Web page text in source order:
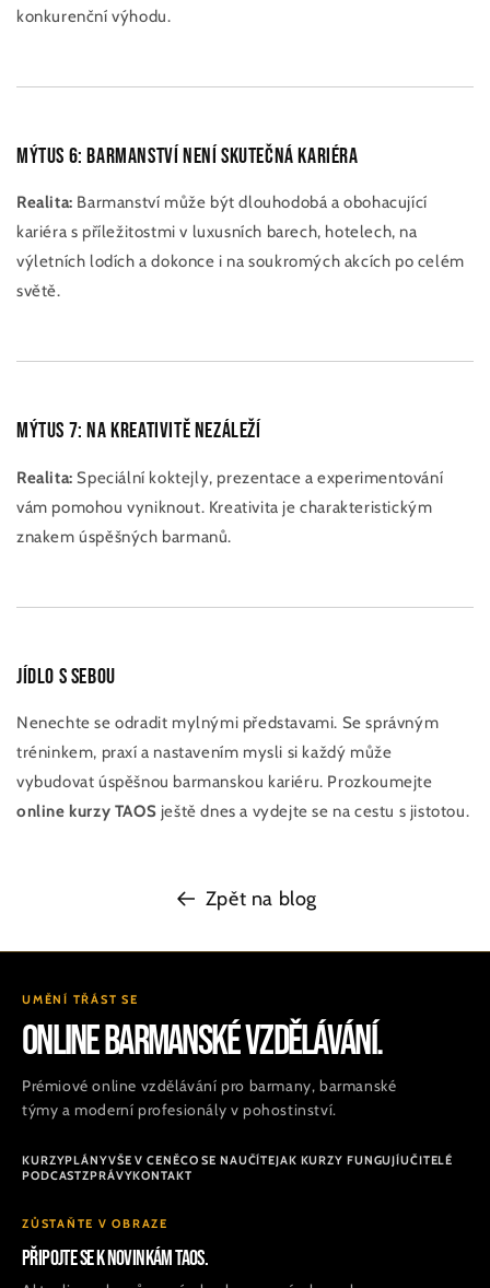
konkurenční výhodu.
Mýtus 6: Barmanství není skutečná kariéra
Realita: Barmanství může být dlouhodobá a obohacující
kariéra s příležitostmi v luxusních barech, hotelech, na
výletních lodích a dokonce i na soukromých akcích po celém
světě.
Mýtus 7: Na kreativitě nezáleží
Realita: Speciální koktejly, prezentace a experimentování
vám pomohou vyniknout. Kreativita je charakteristickým
znakem úspěšných barmanů.
Jídlo s sebou
Nenechte se odradit mylnými představami. Se správným
tréninkem, praxí a nastavením mysli si každý může
vybudovat úspěšnou barmanskou kariéru. Prozkoumejte
online kurzy TAOS ještě dnes a vydejte se na cestu s jistotou.
Zpět na blog
UMĚNÍ TŘÁST SE
ONLINE BARMANSKÉ VZDĚLÁVÁNÍ.
Prémiové online vzdělávání pro barmany, barmanské
týmy a moderní profesionály v pohostinství.
KURZYPLÁNYVŠE V CENĚCO SE NAUČÍTEJAK KURZY FUNGUJÍUČITELÉ
PODCASTZPRÁVYKONTAKT
ZŮSTAŇTE V OBRAZE
Připojte se k novinkám TAOS.